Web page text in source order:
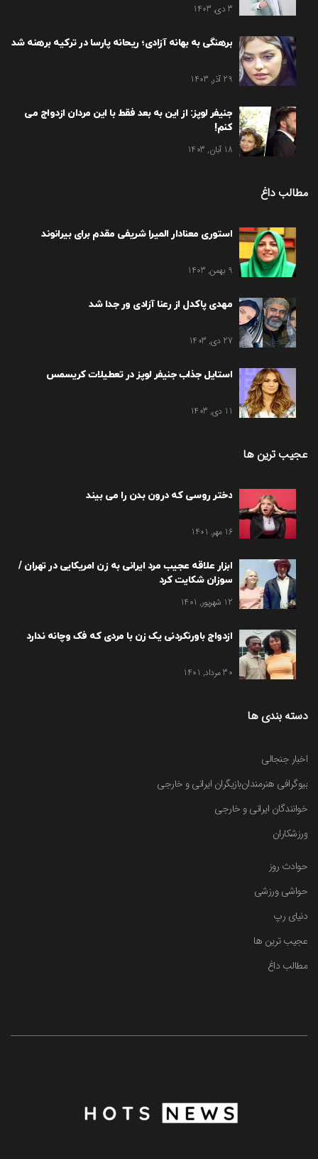
3 دی, 1403
برهنگی به بهانه آزادی؛ ریحانه پارسا در ترکیه برهنه شد
29 آذر, 1403
جنیفر لوپز: از این به بعد فقط با این مردان ازدواج می
کنم!
18 آبان, 1403
مطالب داغ
استوری معنادار المیرا شریفی مقدم برای بیرانوند
9 بهمن, 1403
مهدی پاکدل از رعنا آزادی ور جدا شد
27 دی, 1403
استایل جذاب جنیفر لوپز در تعطیلات کریسمس
11 دی, 1403
عجیب ترین ها
دختر روسی که درون بدن را می بیند
16 مهر, 1401
ابزار علاقه عجیب مرد ایرانی به زن امریکایی در تهران /
سوزان شکایت کرد
12 شهریور, 1401
ازدواج باورنکردنی یک زن با مردی که فک وچانه ندارد
30 مرداد, 1401
دسته بندی ها
اخبار جنجالی
بیوگرافی هنرمندانبازیگران ایرانی و خارجی
خوانندگان ایرانی و خارجی
ورزشکاران
حوادث روز
حواشی ورزشی
دنیای رپ
عجیب ترین ها
مطالب داغ